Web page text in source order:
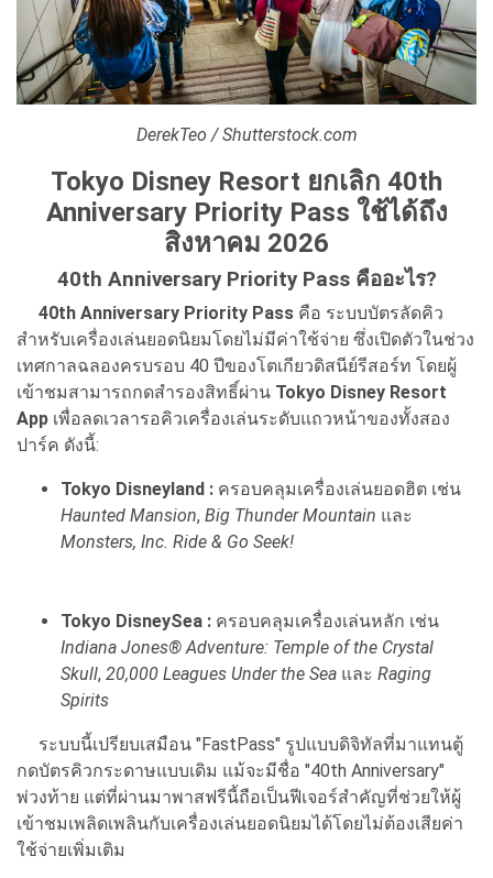
DerekTeo / Shutterstock.com
Tokyo Disney Resort ยกเลิก 40th
Anniversary Priority Pass ใช้ได้ถึง
สิงหาคม 2026
40th Anniversary Priority Pass คืออะไร?
40th Anniversary Priority Pass คือ ระบบบัตรลัดคิว
สำหรับเครื่องเล่นยอดนิยมโดยไม่มีค่าใช้จ่าย ซึ่งเปิดตัวในช่วง
เทศกาลฉลองครบรอบ 40 ปีของโตเกียวดิสนีย์รีสอร์ท โดยผู้
เข้าชมสามารถกดสำรองสิทธิ์ผ่าน Tokyo Disney Resort
App เพื่อลดเวลารอคิวเครื่องเล่นระดับแถวหน้าของทั้งสอง
ปาร์ค ดังนี้:
Tokyo Disneyland : ครอบคลุมเครื่องเล่นยอดฮิต เช่น
Haunted Mansion, Big Thunder Mountain และ
Monsters, Inc. Ride & Go Seek!
Tokyo DisneySea : ครอบคลุมเครื่องเล่นหลัก เช่น
Indiana Jones® Adventure: Temple of the Crystal
Skull, 20,000 Leagues Under the Sea และ Raging
Spirits
ระบบนี้เปรียบเสมือน "FastPass" รูปแบบดิจิทัลที่มาแทนตู้
กดบัตรคิวกระดาษแบบเดิม แม้จะมีชื่อ "40th Anniversary"
พ่วงท้าย แต่ที่ผ่านมาพาสฟรีนี้ถือเป็นฟีเจอร์สำคัญที่ช่วยให้ผู้
เข้าชมเพลิดเพลินกับเครื่องเล่นยอดนิยมได้โดยไม่ต้องเสียค่า
ใช้จ่ายเพิ่มเติม